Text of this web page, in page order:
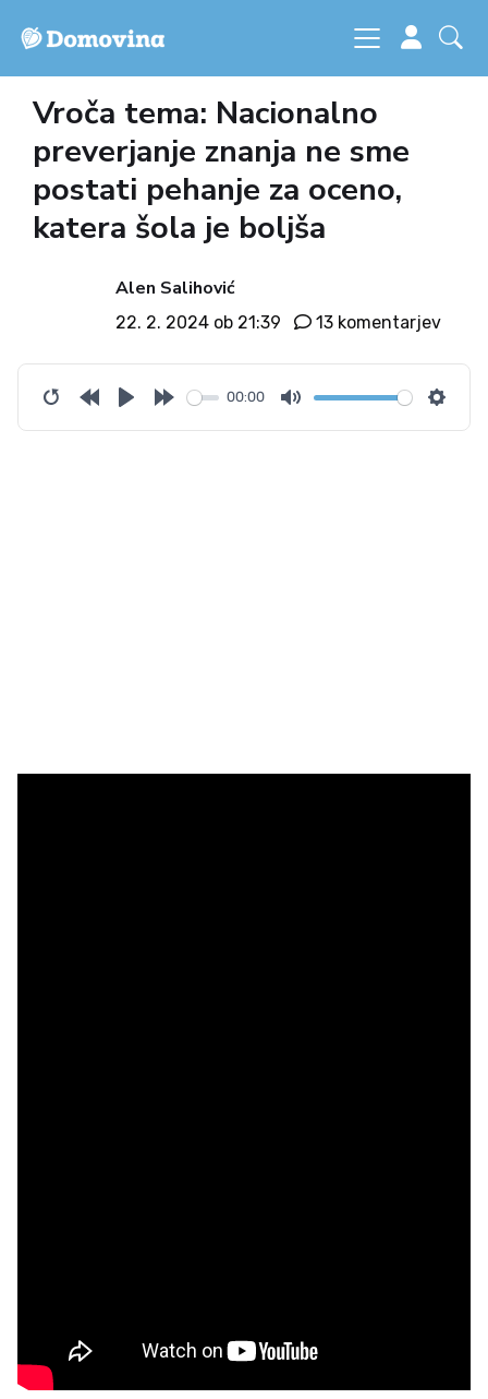
Vroča tema: Nacionalno
preverjanje znanja ne sme
postati pehanje za oceno,
katera šola je boljša
Alen Salihović
22. 2. 2024 ob 21:39 13 komentarjev
00:00